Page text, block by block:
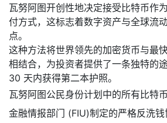
瓦努阿图开创性地决定接受比特币作
付方式，这标志着数字资产与全球流
点。
这种方法将世界领先的加密货币与最
相结合，为投资者提供了一条独特的
30 天内获得第二本护照。
瓦努阿图公民身份计划中的所有比特
金融情报部门 (FIU)制定的严格反洗钱